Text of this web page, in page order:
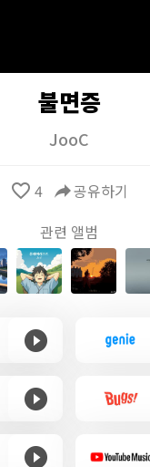
불면증
JooC
favorite_border 4 reply공유하기
관련 앨범